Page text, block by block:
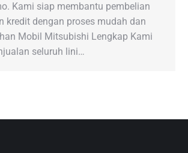
Kami siap membantu pembelian
kredit dengan proses mudah dan
Mobil Mitsubishi Lengkap Kami
seluruh lini…